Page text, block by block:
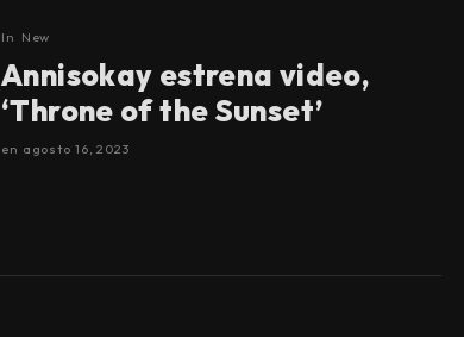
In New
Annisokay estrena video,
‘Throne of the Sunset’
en agosto 16, 2023